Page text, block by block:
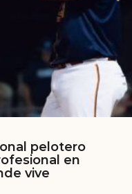
pelotero
en
vive